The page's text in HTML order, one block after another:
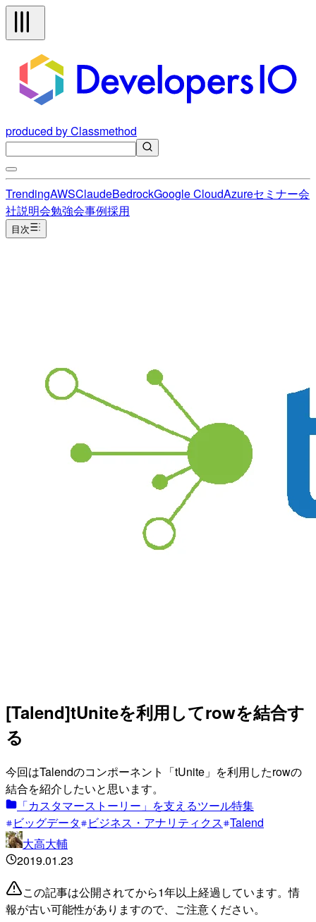
produced by Classmethod
TrendingAWSClaudeBedrockGoogle CloudAzureセミナー会
社説明会勉強会事例採用
目次
[Talend]tUniteを利用してrowを結合す
る
今回はTalendのコンポーネント「tUnite」を利用したrowの
結合を紹介したいと思います。
「カスタマーストーリー」を支えるツール特集
ビッグデータ
ビジネス・アナリティクス Talend
大高大輔
2019.01.23
この記事は公開されてから1年以上経過しています。情
報が古い可能性がありますので、ご注意ください。